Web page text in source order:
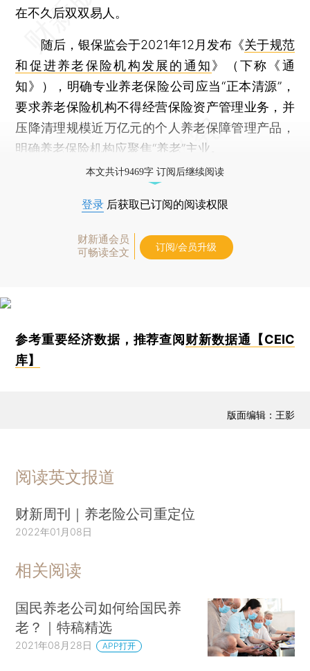
在不久后双双易人。
随后，银保监会于2021年12月发布《关于规范
和促进养老保险机构发展的通知》（下称《通
知》），明确专业养老保险公司应当“正本清源”，
要求养老保险机构不得经营保险资产管理业务，并
压降清理规模近万亿元的个人养老保障管理产品，
明确养老保险机构应聚焦“养老”主业。
本文共计9469字 订阅后继续阅读
登录 后获取已订阅的阅读权限
财新通会员
可畅读全文
订阅/会员升级
参考重要经济数据，推荐查阅财新数据通【CEIC
库】
版面编辑：王影
阅读英文报道
财新周刊｜养老险公司重定位
2022年01月08日
相关阅读
国民养老公司如何给国民养
老？｜特稿精选
2021年08月28日 APP打开